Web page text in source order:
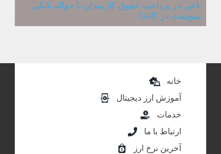
تأخیر در پرداخت حقوق کارمندان با حواله بانکی
سوییفت در کانادا
خانه
آموزش ارز دیجیتال
خدمات
ارتباط با ما
آخرین نرخ ارز